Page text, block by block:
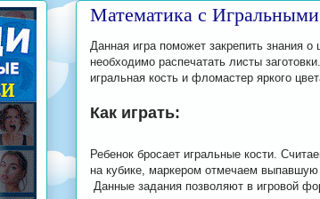
Математика с
Данная игра поможет закрепить знания
необходимо распечатать листы
игральная кость и фломастер яркого
Как играть:
Ребенок бросает игральные кости.
на кубике, маркером отмечаем
Данные задания позволяют в игровой